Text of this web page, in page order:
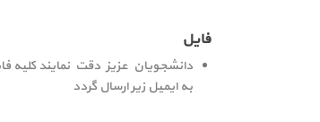
فایل
دانشجویان عزیز دقت نمایند کلیه
به ایمیل زیر ارسال گردد